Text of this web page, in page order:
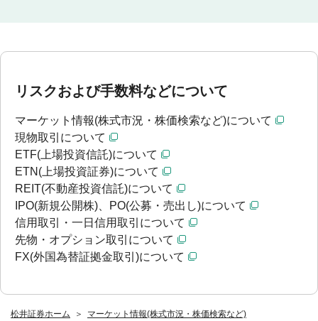
松井証券ホーム
マーケット情報(株式市況・株価検索など)
リスクおよび手数料などについて
マーケット情報(株式市況・株価検索など)について
現物取引について
ETF(上場投資信託)について
ETN(上場投資証券)について
REIT(不動産投資信託)について
IPO(新規公開株)、PO(公募・売出し)について
信用取引・一日信用取引について
先物・オプション取引について
FX(外国為替証拠金取引)について